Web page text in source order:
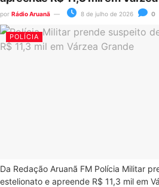
por Rádio Aruanã 8 de julho de 2026 0
POLÍCIA
Da Redação Aruanã FM Polícia Militar
estelionato e apreende R$ 11,3 mil em